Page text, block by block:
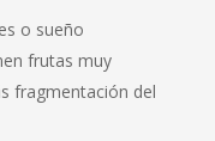
o sueño
frutas muy
fragmentación del